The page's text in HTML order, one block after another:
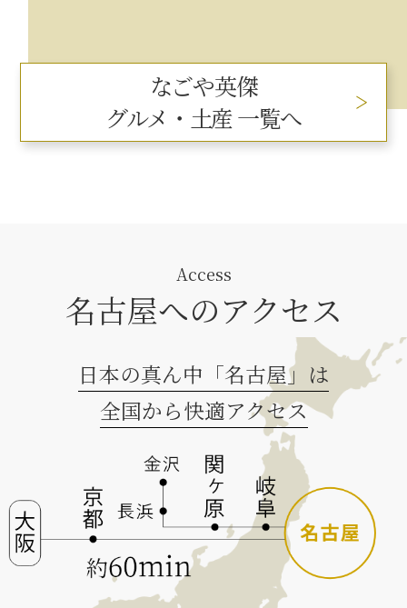
なごや英傑
グルメ・土産 一覧へ
Access
名古屋へのアクセス
日本の真ん中「名古屋」は
全国から快適アクセス